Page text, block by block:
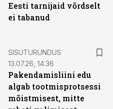
Eesti tarnijaid võrdselt
ei tabanud
SISUTURUNDUS
13.07.26, 14:36
Pakendamisliini edu
algab tootmisprotsessi
mõistmisest, mitte